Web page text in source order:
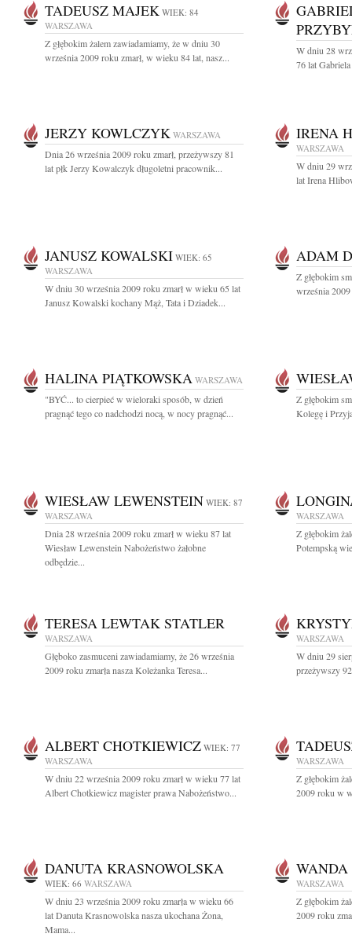
TADEUSZ MAJEK WIEK: 84
WARSZAWA
Z głębokim żalem zawiadamiamy, że w dniu 30
września 2009 roku zmarł, w wieku 84 lat, nasz...
W dniu 28
76 lat
JERZY KOWLCZYK WARSZAWA
Dnia 26 września 2009 roku zmarł, przeżywszy 81
lat płk Jerzy Kowalczyk długoletni pracownik...
IRENA
WARSZAWA
W dniu 29
lat Irena
JANUSZ KOWALSKI WIEK: 65
WARSZAWA
W dniu 30 września 2009 roku zmarł w wieku 65 lat
Janusz Kowalski kochany Mąż, Tata i Dziadek...
ADAM
Z głębokim
września
HALINA PIĄTKOWSKA WARSZAWA
"BYĆ... to cierpieć w wieloraki sposób, w dzień
pragnąć tego co nadchodzi nocą, w nocy pragnąć...
Z głębokim
Kolegę i
WIESŁAW LEWENSTEIN WIEK: 87
WARSZAWA
Dnia 28 września 2009 roku zmarł w wieku 87 lat
Wiesław Lewenstein Nabożeństwo żałobne
odbędzie...
WARSZAWA
Z głębokim
Potempską
TERESA LEWTAK STATLER
WARSZAWA
Głęboko zasmuceni zawiadamiamy, że 26 września
2009 roku zmarła nasza Koleżanka Teresa...
WARSZAWA
W dniu 29
przeżywszy
ALBERT CHOTKIEWICZ WIEK: 77
WARSZAWA
W dniu 22 września 2009 roku zmarł w wieku 77 lat
Albert Chotkiewicz magister prawa Nabożeństwo...
WARSZAWA
Z głębokim
2009 roku w
DANUTA KRASNOWOLSKA
WIEK: 66 WARSZAWA
W dniu 23 września 2009 roku zmarła w wieku 66
lat Danuta Krasnowolska nasza ukochana Żona,
Mama...
WANDA
WARSZAWA
Z głębokim
2009 roku